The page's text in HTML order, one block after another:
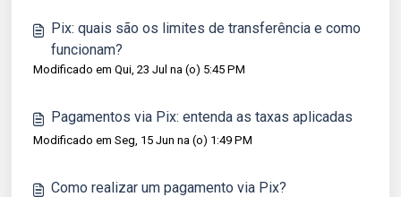
Pix: quais são os limites de transferência e como
funcionam?
Modificado em Qui, 23 Jul na (o) 5:45 PM
Pagamentos via Pix: entenda as taxas aplicadas
Modificado em Seg, 15 Jun na (o) 1:49 PM
Como realizar um pagamento via Pix?